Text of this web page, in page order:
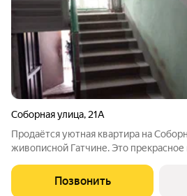
Соборная улица, 21А
Продаётся уютная квартира на
живописной Гатчине. Это
и предпочитает спокойные районы с
инфраструктурой. Находится в самом
Позвонить